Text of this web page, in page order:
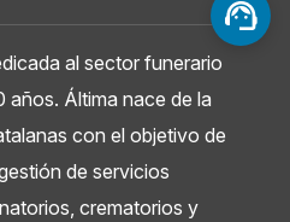
al sector funerario
años. Áltima nace de la
con el objetivo de
de servicios
crematorios y